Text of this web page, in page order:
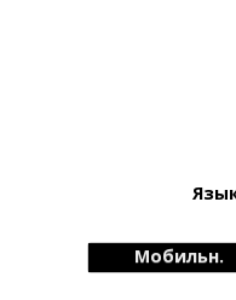
Мобильн.